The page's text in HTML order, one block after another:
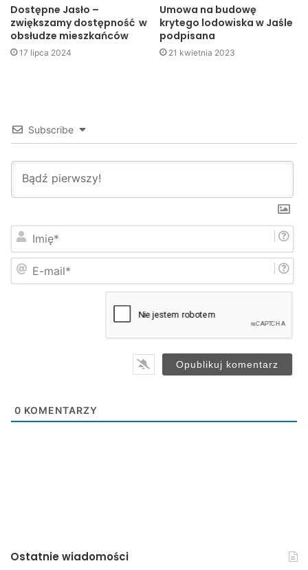
Jasło KPP Jasło miasto
wypadki
Dostępne Jasło –
zwiększamy dostępność w
obsłudze mieszkańców
17 lipca 2024
Umowa na budowę
krytego lodowiska w Jaśle
podpisana
21 kwietnia 2023
Subscribe
i
m
0 KOMENTARZY
Ostatnie wiadomości